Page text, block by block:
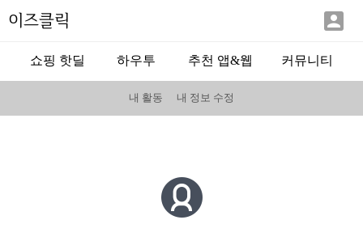
이즈클릭 
쇼핑 핫딜 하우투 추천 앱&웹 커뮤니티
내 활동 내 정보 수정